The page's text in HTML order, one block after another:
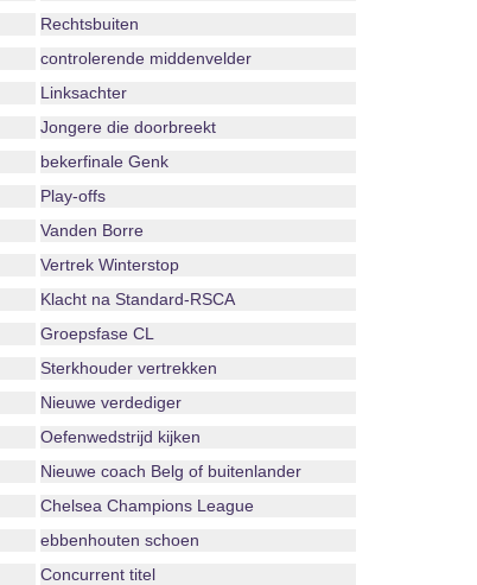
Rechtsbuiten
controlerende middenvelder
Linksachter
Jongere die doorbreekt
bekerfinale Genk
Play-offs
Vanden Borre
Vertrek Winterstop
Klacht na Standard-RSCA
Groepsfase CL
Sterkhouder vertrekken
Nieuwe verdediger
Oefenwedstrijd kijken
Nieuwe coach Belg of buitenlander
Chelsea Champions League
ebbenhouten schoen
Concurrent titel